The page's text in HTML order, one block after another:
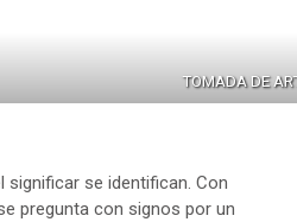
TOMADA DE
significar se identifican. Con
pregunta con signos por un